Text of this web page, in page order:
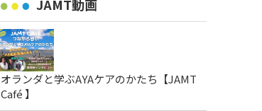
JAMT動画
オランダと学ぶAYAケアのかたち【JAMT
Café 】